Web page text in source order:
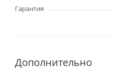
Гарантия
Дополнительно